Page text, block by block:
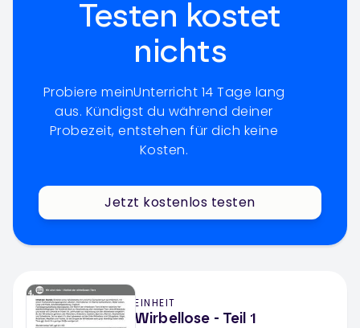
Testen kostet
nichts
Probiere meinUnterricht 14 Tage lang
aus. Kündigst du während deiner
Probezeit, entstehen für dich keine
Kosten.
Jetzt kostenlos testen
EINHEIT
Wirbellose - Teil 1